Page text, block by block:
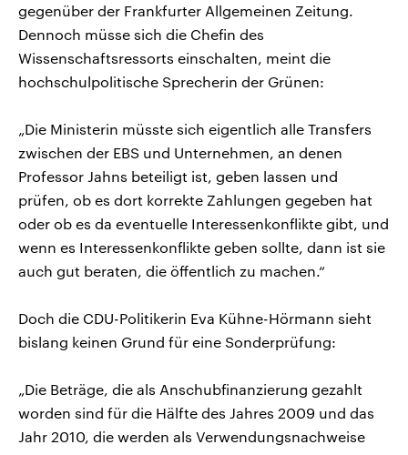
gegenüber der Frankfurter Allgemeinen Zeitung.
Dennoch müsse sich die Chefin des
Wissenschaftsressorts einschalten, meint die
hochschulpolitische Sprecherin der Grünen:
„Die Ministerin müsste sich eigentlich alle Transfers
zwischen der EBS und Unternehmen, an denen
Professor Jahns beteiligt ist, geben lassen und
prüfen, ob es dort korrekte Zahlungen gegeben hat
oder ob es da eventuelle Interessenkonflikte gibt, und
wenn es Interessenkonflikte geben sollte, dann ist sie
auch gut beraten, die öffentlich zu machen.“
Doch die CDU-Politikerin Eva Kühne-Hörmann sieht
bislang keinen Grund für eine Sonderprüfung:
„Die Beträge, die als Anschubfinanzierung gezahlt
worden sind für die Hälfte des Jahres 2009 und das
Jahr 2010, die werden als Verwendungsnachweise